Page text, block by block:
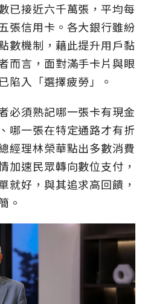
已接近六千萬張，平均每
張信用卡。各大銀行雖紛
數機制，藉此提升用戶黏
而言，面對滿手卡片與眼
陷入「選擇疲勞」。
必須熟記哪一張卡有現金
哪一張在特定通路才有折
經理林榮華點出多數消費
加速民眾轉向數位支付，
就好，與其追求高回饋，
。